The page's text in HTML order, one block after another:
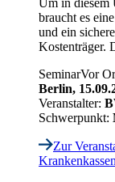
braucht es
und ein
Kostenträger.
SeminarVor
Berlin,
Veranstalter:
Schwerpunkt:
Zur
Krankenkassen